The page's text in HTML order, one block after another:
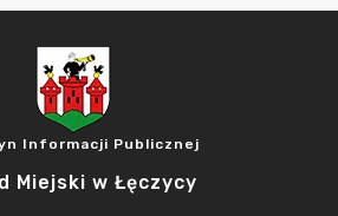
Informacji Publicznej
Miejski w Łęczycy